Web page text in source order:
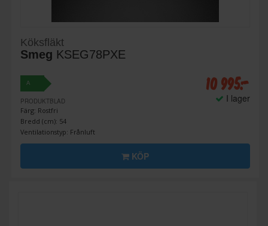
Köksfläkt
Smeg KSEG78PXE
A
PRODUKTBLAD
Färg: Rostfri
Bredd (cm): 54
Ventilationstyp: Frånluft
10 995:-
I lager
KÖP